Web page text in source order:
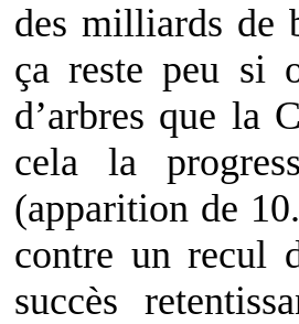
des milliards de
ça reste peu si
d’arbres que la
cela la
(apparition de
contre un recul
succès